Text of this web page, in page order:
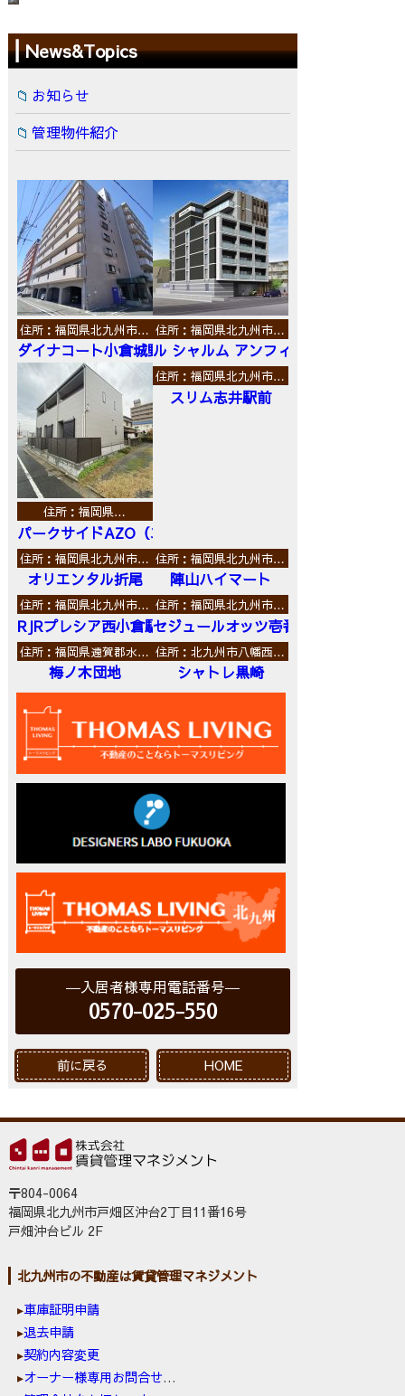
News&Topics
お知らせ
管理物件紹介
住所：福岡県北九州市…
ダイナコート小倉城野
住所：福岡県北九州市…
ル シャルム アンフィニ
住所：福岡県…
パークサイドAZO（エーゼットオー）
住所：福岡県北九州市…
スリム志井駅前
住所：福岡県北九州市…
オリエンタル折尾
住所：福岡県北九州市…
陣山ハイマート
住所：福岡県北九州市…
RJRプレシア西小倉駅前
住所：福岡県北九州市…
セジュールオッツ壱番館
住所：福岡県遠賀郡水…
梅ノ木団地
住所：北九州市八幡西…
シャトレ黒崎
入居者様専用電話番号
0570-025-550
前に戻る HOME
〒804-0064
福岡県北九州市戸畑区沖台2丁目11番16号
戸畑沖台ビル 2F
北九州市の不動産は賃貸管理マネジメント
車庫証明申請
退去申請
契約内容変更
オーナー様専用お問合せ窓口